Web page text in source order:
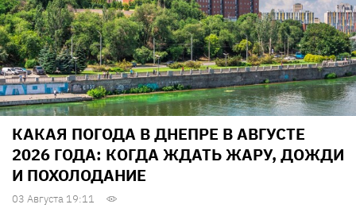
КАКАЯ ПОГОДА В ДНЕПРЕ В АВГУСТЕ
2026 ГОДА: КОГДА ЖДАТЬ ЖАРУ, ДОЖДИ
И ПОХОЛОДАНИЕ
03 Августа 19:11